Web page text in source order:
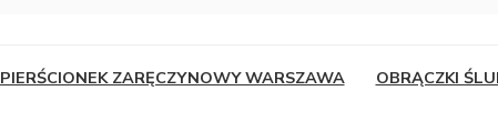
PIERŚCIONEK ZARĘCZYNOWY WARSZAWA OBRĄCZKI